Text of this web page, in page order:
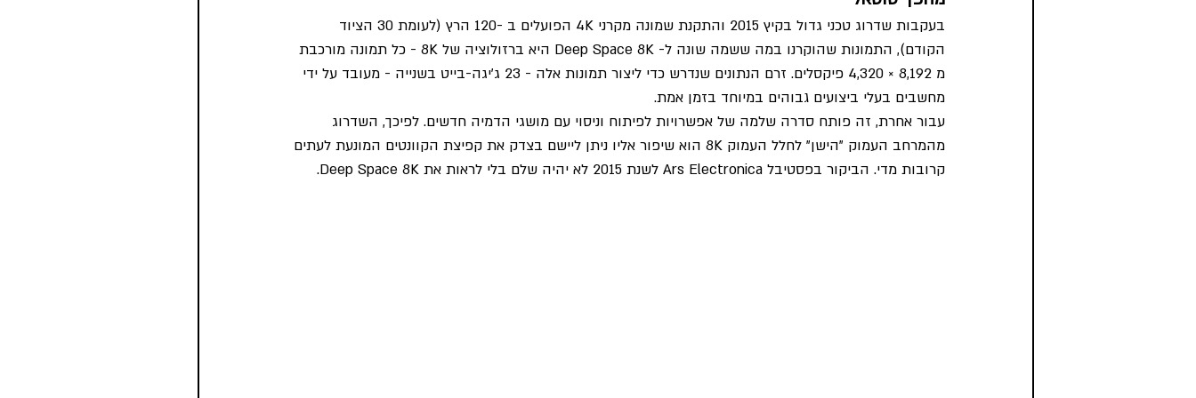
בעקבות שדרוג טכני גדול בקיץ 2015 והתקנת שמונה מקרני 4K הפועלים ב -120 הרץ (לעומת 30 הציוד
הקודם), התמונות שהוקרנו במה ששמה שונה ל- Deep Space 8K היא ברזולוציה של 8K - כל תמונה מורכבת
מ 8,192 × 4,320 פיקסלים. זרם הנתונים שנדרש כדי ליצור תמונות אלה - 23 ג'יגה-בייט בשנייה - מעובד על ידי
מחשבים בעלי ביצועים גבוהים במיוחד בזמן אמת.
עבור אחרת, זה פותח סדרה שלמה של אפשרויות לפיתוח וניסוי עם מושגי הדמיה חדשים. לפיכך, השדרוג
מהמרחב העמוק "הישן" לחלל העמוק 8K הוא שיפור אליו ניתן ליישם בצדק את קפיצת הקוונטים המונעת לעתים
קרובות מדי. הביקור בפסטיבל Ars Electronica לשנת 2015 לא יהיה שלם בלי לראות את Deep Space 8K.